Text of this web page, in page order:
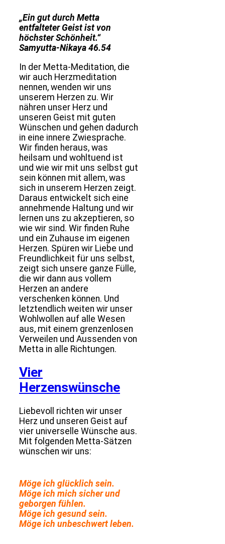
„Ein gut durch Metta
entfalteter Geist ist von
höchster Schönheit.“
Samyutta-Nikaya 46.54
In der Metta-Meditation, die
wir auch Herzmeditation
nennen, wenden wir uns
unserem Herzen zu. Wir
nähren unser Herz und
unseren Geist mit guten
Wünschen und gehen dadurch
in eine innere Zwiesprache.
Wir finden heraus, was
heilsam und wohltuend ist
und wie wir mit uns selbst gut
sein können mit allem, was
sich in unserem Herzen zeigt.
Daraus entwickelt sich eine
annehmende Haltung und wir
lernen uns zu akzeptieren, so
wie wir sind. Wir finden Ruhe
und ein Zuhause im eigenen
Herzen. Spüren wir Liebe und
Freundlichkeit für uns selbst,
zeigt sich unsere ganze Fülle,
die wir dann aus vollem
Herzen an andere
verschenken können. Und
letztendlich weiten wir unser
Wohlwollen auf alle Wesen
aus, mit einem grenzenlosen
Verweilen und Aussenden von
Metta in alle Richtungen.
Vier
Herzenswünsche
Liebevoll richten wir unser
Herz und unseren Geist auf
vier universelle Wünsche aus.
Mit folgenden Metta-Sätzen
wünschen wir uns:
Möge ich glücklich sein.
Möge ich mich sicher und
geborgen fühlen.
Möge ich gesund sein.
Möge ich unbeschwert leben.